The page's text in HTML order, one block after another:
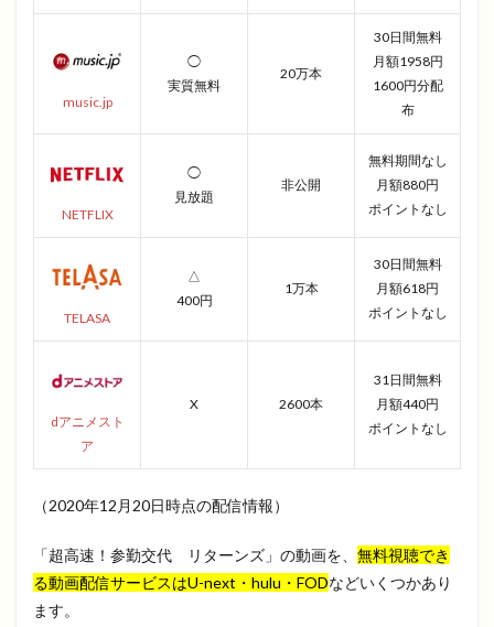
music.jp
◯
実質無料
20万本
30日間無料
月額1958円
1600円分配
布
NETFLIX
◯
見放題
非公開
無料期間なし
月額880円
ポイントなし
TELASA
△
400円
1万本
30日間無料
月額618円
ポイントなし
dアニメスト
ア
X 2600本
31日間無料
月額440円
ポイントなし
（2020年12月20日時点の配信情報）
「超高速！参勤交代 リターンズ」の動画を、 無料視聴でき
る動画配信サービスはU-next・hulu・FODなどいくつかあり
ます。